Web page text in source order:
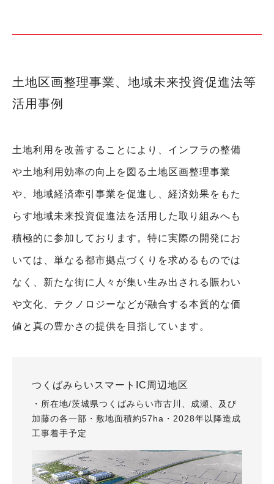
土地区画整理事業、地域未来投資促進法等
活用事例
土地利用を改善することにより、インフラの整備
や土地利用効率の向上を図る土地区画整理事業
や、地域経済牽引事業を促進し、経済効果をもた
らす地域未来投資促進法を活用した取り組みへも
積極的に参加しております。特に実際の開発にお
いては、単なる都市拠点づくりを求めるものでは
なく、新たな街に人々が集い生み出される賑わい
や文化、テクノロジーなどが融合する本質的な価
値と真の豊かさの提供を目指しています。
つくばみらいスマートIC周辺地区
・所在地/茨城県つくばみらい市古川、成瀬、及び
加藤の各一部・敷地面積約57ha・2028年以降造成
工事着手予定